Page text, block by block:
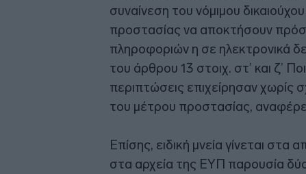
συναίνεση του νόμιμου
προστασίας να αποκτήσουν
πληροφοριών η σε ηλεκτρονικά
του άρθρου 13 στοιχ. στ’ και ζ’
περιπτώσεις επιχείρησαν χωρίς
του μέτρου προστασίας,
Επίσης, ειδική μνεία γίνεται
στα αρχεία της ΕΥΠ παρουσία